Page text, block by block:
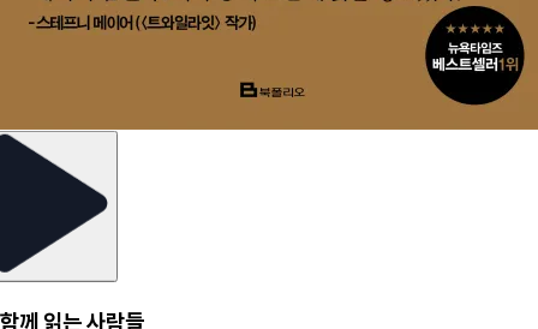
함께 읽는 사람들